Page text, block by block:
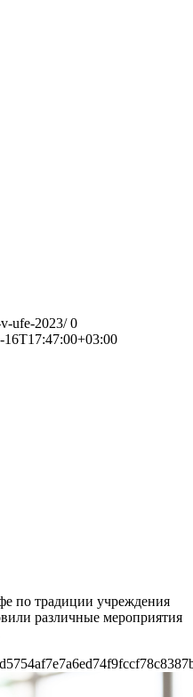
ufe-2023/ 0
16T17:47:00+03:00
по традиции учреждения
различные мероприятия